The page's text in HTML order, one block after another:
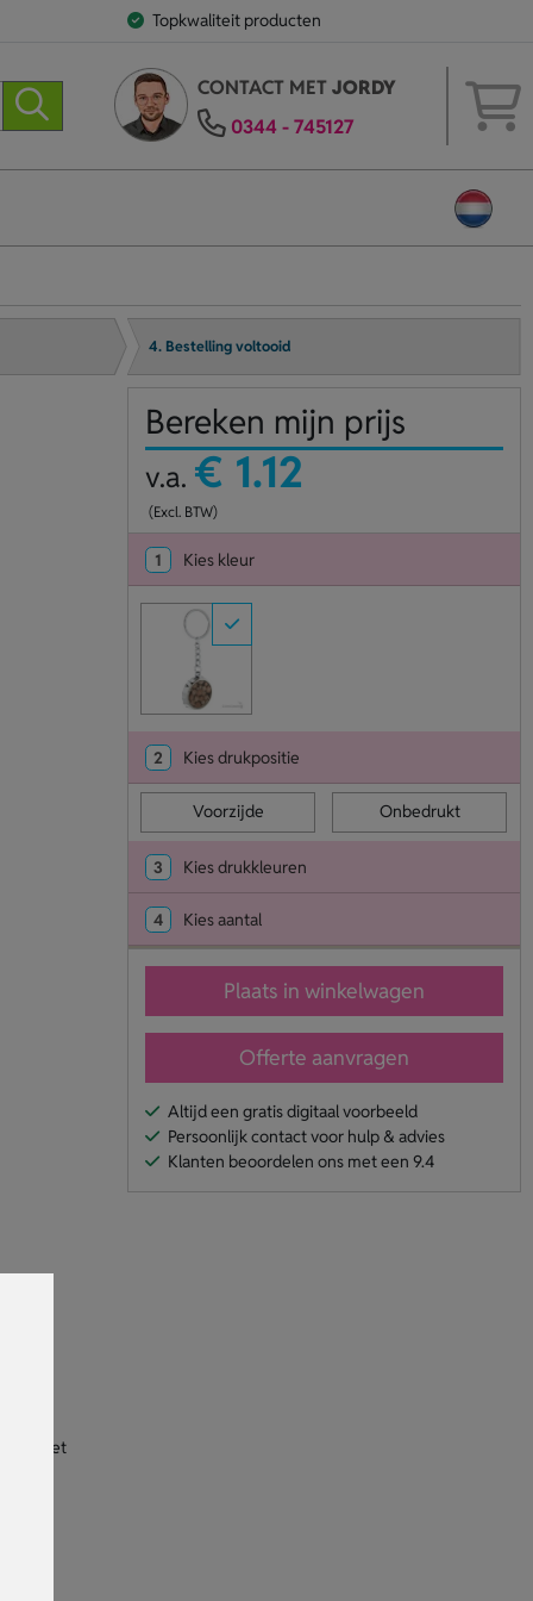
Topkwaliteit producten
CONTACT METJORDY
0344 - 745127
4. Bestelling voltooid
van het
Bereken mijn prijs
v.a. € 1.12
(Excl. BTW)
1 Kies kleur
2 Kies drukpositie
Voorzijde Onbedrukt
3 Kies drukkleuren
4 Kies aantal
Plaats in winkelwagen
Offerte aanvragen
Altijd een gratis digitaal voorbeeld
Persoonlijk contact voor hulp & advies
Klanten beoordelen ons met een 9.4